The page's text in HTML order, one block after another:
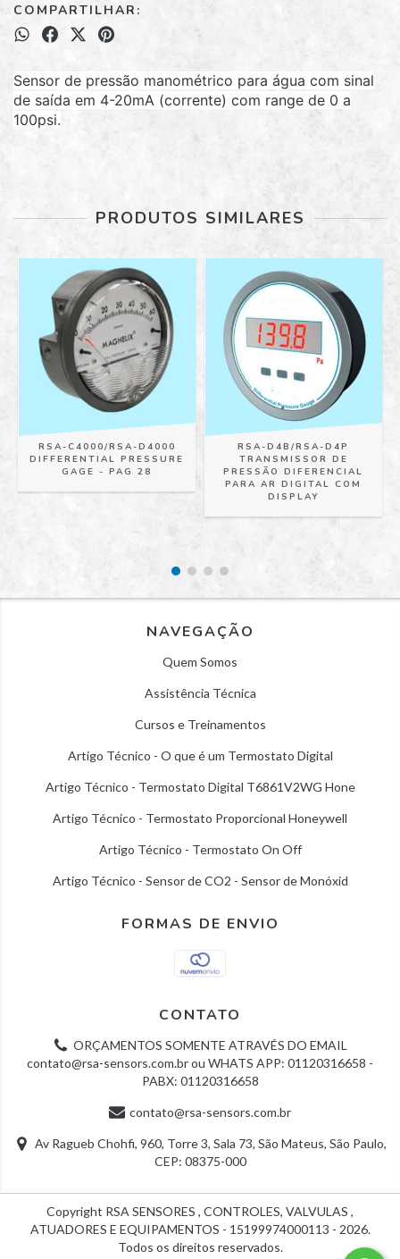
COMPARTILHAR:
Sensor de pressão manométrico para água com sinal
de saída em 4-20mA (corrente) com range de 0 a
100psi.
PRODUTOS SIMILARES
RSA-C4000/RSA-D4000
DIFFERENTIAL PRESSURE
GAGE - PAG 28
RSA-D4B/RSA-D4P
TRANSMISSOR DE
PRESSÃO DIFERENCIAL
PARA AR DIGITAL COM
DISPLAY
NAVEGAÇÃO
Quem Somos
Assistência Técnica
Cursos e Treinamentos
Artigo Técnico - O que é um Termostato Digital
Artigo Técnico - Termostato Digital T6861V2WG Hone
Artigo Técnico - Termostato Proporcional Honeywell
Artigo Técnico - Termostato On Off
Artigo Técnico - Sensor de CO2 - Sensor de Monóxid
FORMAS DE ENVIO
CONTATO
ORÇAMENTOS SOMENTE ATRAVÉS DO EMAIL
contato@rsa-sensors.com.brou WHATS APP: 01120316658 -
PABX: 01120316658
contato@rsa-sensors.com.br
Av Ragueb Chohfi, 960, Torre 3, Sala 73, São Mateus, São Paulo,
CEP: 08375-000
Copyright RSA SENSORES , CONTROLES, VALVULAS ,
ATUADORES E EQUIPAMENTOS - 15199974000113 - 2026.
Todos os direitos reservados.